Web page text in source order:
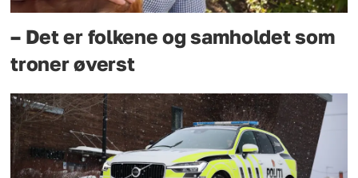
– Det er folkene og samholdet som
troner øverst